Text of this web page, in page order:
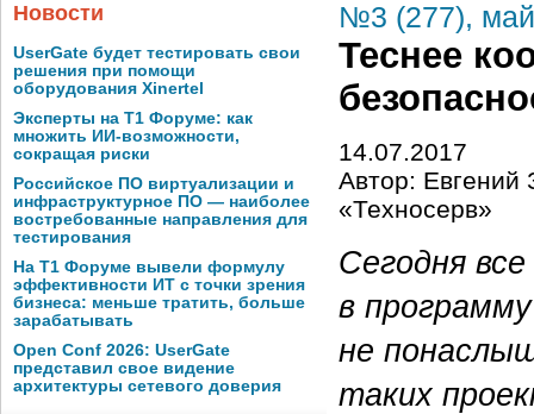
Новости
UserGate будет тестировать свои
решения при помощи
оборудования Xinertel
Эксперты на Т1 Форуме: как
множить ИИ-возможности,
сокращая риски
Российское ПО виртуализации и
инфраструктурное ПО — наиболее
востребованные направления для
тестирования
На Т1 Форуме вывели формулу
эффективности ИТ с точки зрения
бизнеса: меньше тратить, больше
зарабатывать
Open Conf 2026: UserGate
представил свое видение
архитектуры сетевого доверия
№3 (277),
Теснее
14.07.2017
Автор: Евгений
«Техносерв»
Сегодня
в
не
таких